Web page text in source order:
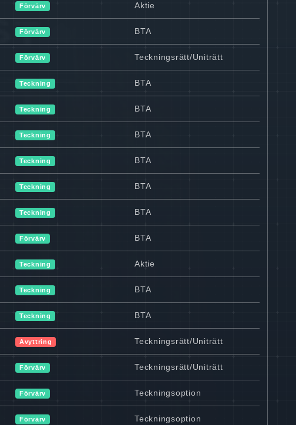
Förvärv Aktie
Förvärv BTA
Förvärv Teckningsrätt/Uniträtt
Teckning BTA
Teckning BTA
Teckning BTA
Teckning BTA
Teckning BTA
Teckning BTA
Förvärv BTA
Teckning Aktie
Teckning BTA
Teckning BTA
Avyttring Teckningsrätt/Uniträtt
Förvärv Teckningsrätt/Uniträtt
Förvärv Teckningsoption
Förvärv Teckningsoption